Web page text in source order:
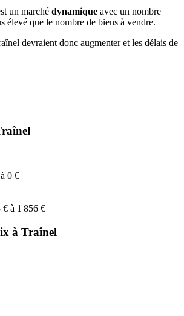
un marché dynamique avec un nombre
élevé que le nombre de biens à vendre.
devraient donc augmenteret les délais de
0 €
€ à 1 856 €
à Traînel